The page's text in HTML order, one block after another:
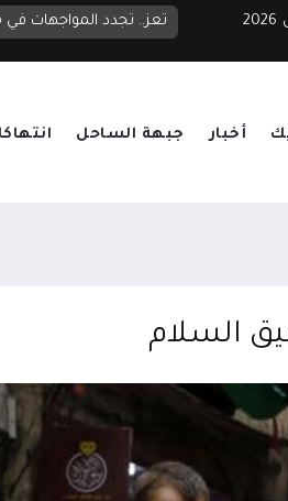
السبت، 08 أغسطس 2026
تعز.. تجدد المواجهات
أخبار جبهة الساحل
السلام